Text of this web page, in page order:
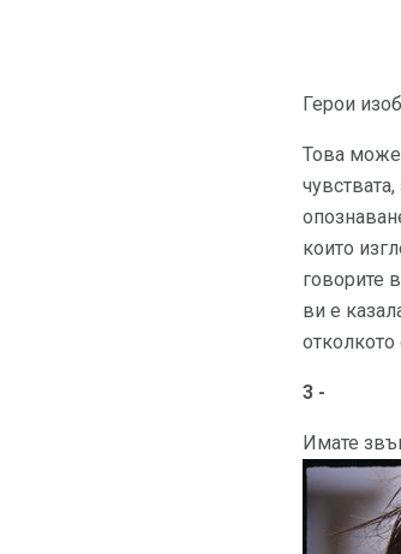
Герои
Това може
които
говорите
ви е
отколкото
3 -
Имате